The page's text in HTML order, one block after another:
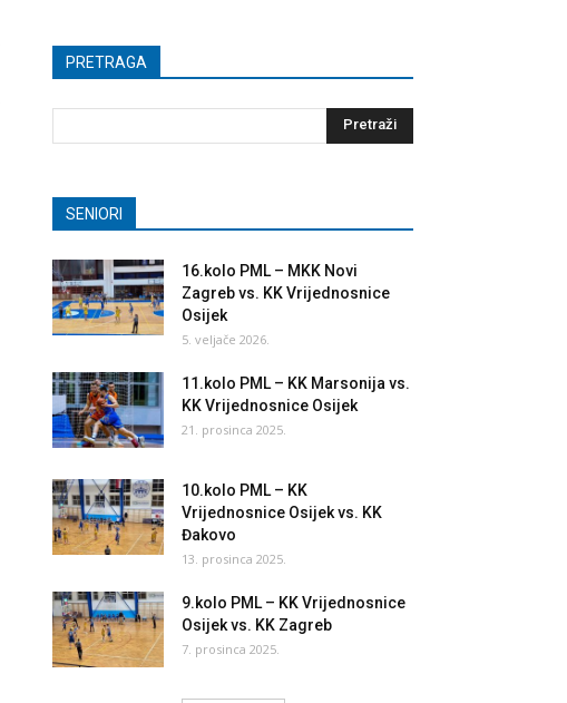
PRETRAGA
SENIORI
16.kolo PML – MKK Novi
Zagreb vs. KK Vrijednosnice
Osijek
5. veljače 2026.
11.kolo PML – KK Marsonija vs.
KK Vrijednosnice Osijek
21. prosinca 2025.
10.kolo PML – KK
Vrijednosnice Osijek vs. KK
Đakovo
13. prosinca 2025.
9.kolo PML – KK Vrijednosnice
Osijek vs. KK Zagreb
7. prosinca 2025.